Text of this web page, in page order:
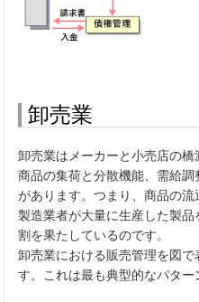
卸売業
卸売業はメーカーと小売店の橋
商品の集荷と分散機能、需給
があります。つまり、商品の流
製造業者が大量に生産した製
割を果たしているのです。
卸売業における販売管理を図
す。これは最も典型的なパター